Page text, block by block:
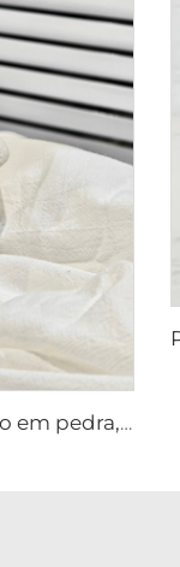
Vaso em travertino - artesanato em pedra, obras de arte em pedra